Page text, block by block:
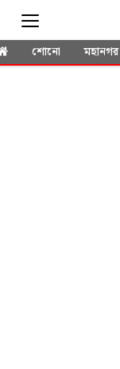
শোনো মহানগর